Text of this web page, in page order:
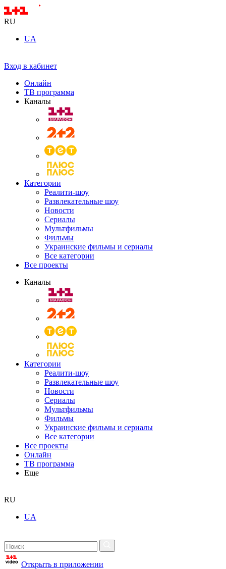
RU
UA
Вход в кабинет
Онлайн
ТВ программа
Каналы
Категории
Реалити-шоу
Развлекательные шоу
Новости
Сериалы
Мультфильмы
Фильмы
Украинские фильмы и сериалы
Все категории
Все проекты
Каналы
Категории
Реалити-шоу
Развлекательные шоу
Новости
Сериалы
Мультфильмы
Фильмы
Украинские фильмы и сериалы
Все категории
Все проекты
Онлайн
ТВ программа
Еще
RU
UA
Открыть в приложении